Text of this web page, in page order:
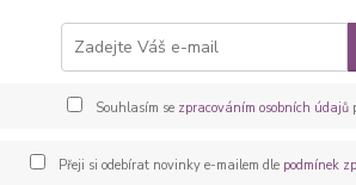
Souhlasím se zpracováním osobních údajů
Přeji si odebírat novinky e-mailem dle podmínek